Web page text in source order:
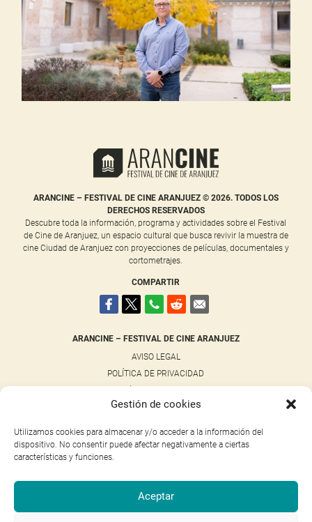
Gestión de cookies
Utilizamos cookies para almacenar y/o acceder a la información del
dispositivo. No consentir puede afectar negativamente a ciertas
características y funciones.
Aceptar
ARANCINE – FESTIVAL DE CINE ARANJUEZ © 2026. TODOS LOS
DERECHOS RESERVADOS
Descubre toda la información, programa y actividades sobre el Festival
de Cine de Aranjuez, un espacio cultural que busca revivir la muestra de
cine Ciudad de Aranjuez con proyecciones de películas, documentales y
cortometrajes.
COMPARTIR
ARANCINE – FESTIVAL DE CINE ARANJUEZ
AVISO LEGAL
POLÍTICA DE PRIVACIDAD
NOTICIAS
NUESTRAS REDES SOCIALES
FACEBOOK
INSTAGRAM